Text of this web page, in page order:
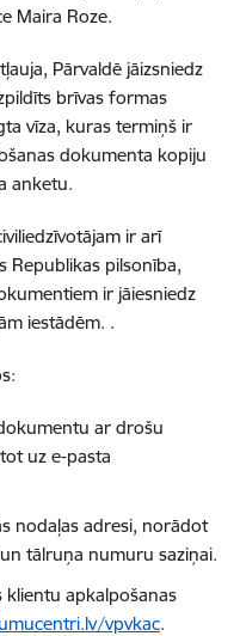
Maira Roze.
Pārvaldē jāizsniedz
brīvas formas
vīza, kuras termiņš ir
dokumenta kopiju
anketu.
ir arī
Republikas pilsonība,
ir jāiesniedz
iestādēm. .
ar drošu
uz e-pasta
nodaļas adresi, norādot
tālruņa numuru saziņai.
klientu apkalpošanas
vpvkac.